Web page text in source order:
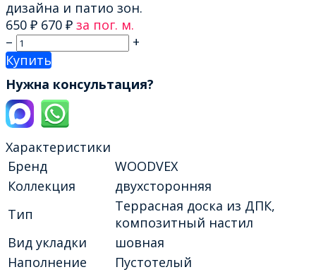
дизайна и патио зон.
650 ₽ 670 ₽ за пог. м.
–
+
Купить
Нужна консультация?
Характеристики
Бренд
WOODVEX
Коллекция
двухсторонняя
Тип
Террасная доска из ДПК,
композитный настил
Вид укладки
шовная
Наполнение
Пустотелый